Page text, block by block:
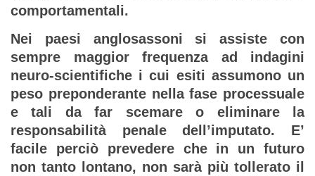
comportamentali.
Nei paesi anglosassoni si assiste con
sempre maggior frequenza ad indagini
neuro-scientifiche i cui esiti assumono un
peso preponderante nella fase processuale
e tali da far scemare o eliminare la
responsabilità penale dell’imputato. E’
facile perciò prevedere che in un futuro
non tanto lontano, non sarà più tollerato il